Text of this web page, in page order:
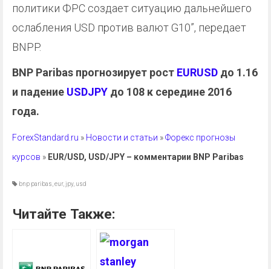
политики ФРС создает ситуацию дальнейшего
ослабления USD против валют G10”, передает
BNPP.
BNP Paribas прогнозирует рост EURUSD до 1.16
и падение USDJPY до 108 к середине 2016
года.
ForexStandard.ru » Новости и статьи »Форекс прогнозы
курсов » EUR/USD, USD/JPY – комментарии BNP Paribas
bnp paribas eur, jpy, usd
Читайте Также: